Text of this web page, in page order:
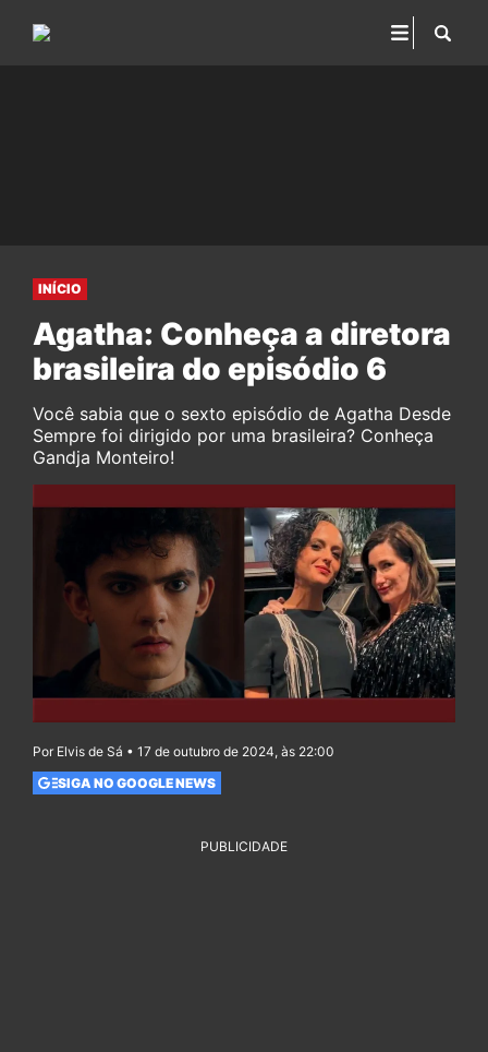
INÍCIO
Agatha: Conheça a diretora
brasileira do episódio 6
Você sabia que o sexto episódio de Agatha Desde
Sempre foi dirigido por uma brasileira? Conheça
Gandja Monteiro!
Por Elvis de Sá • 17 de outubro de 2024, às 22:00
SIGA NO GOOGLE NEWS
PUBLICIDADE